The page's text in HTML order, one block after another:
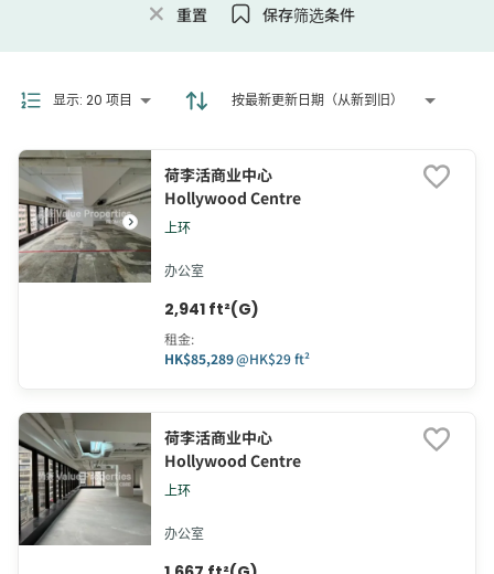
重置 保存筛选条件
显示: 20 项目 按最新更新日期（从新到旧）
荷李活商业中心
Hollywood Centre
上环
办公室
2,941 ft²(G)
租金:
HK$85,289@HK$29 ft²
荷李活商业中心
Hollywood Centre
上环
办公室